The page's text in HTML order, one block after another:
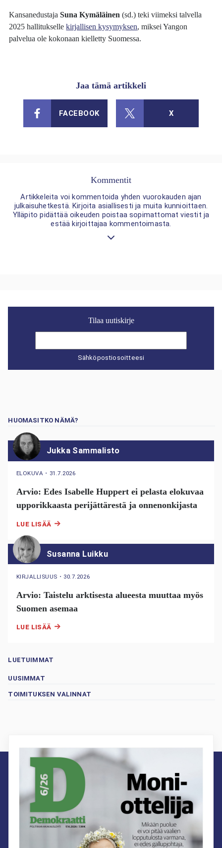
KansanedustajaSuna Kymäläinen (sd.) teki viimeksi talvella
2025 hallituksellekirjallisen kysymyksen, miksei Yangon
palvelua ole kokonaan kielletty Suomessa.
Jaa tämä artikkeli
FACEBOOK X
Kommentit
Artikkeleita voi kommentoida yhden vuorokauden ajan
julkaisuhetkestä. Kirjoita asiallisesti ja muita kunnioittaen.
Ylläpito pidättää oikeuden poistaa sopimattomat viestit ja
estää kirjoittajaa kommentoimasta.
Tilaa uutiskirje
Sähköpostiosoitteesi
HUOMASITKO NÄMÄ?
Jukka Sammalisto
ELOKUVA ・ 31.7.2026
Arvio: Edes Isabelle Huppert ei pelasta elokuvaa
upporikkaasta perijättärestä ja onnenonkijasta
LUE LISÄÄ
Susanna Luikku
KIRJALLISUUS ・ 30.7.2026
Arvio: Taistelu arktisesta alueesta muuttaa myös
Suomen asemaa
LUE LISÄÄ
LUETUIMMAT
UUSIMMAT
TOIMITUKSEN VALINNAT